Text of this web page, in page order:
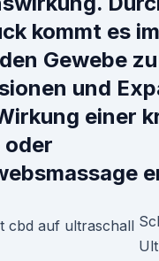
kommt es im
Gewebe
und
einer
oder